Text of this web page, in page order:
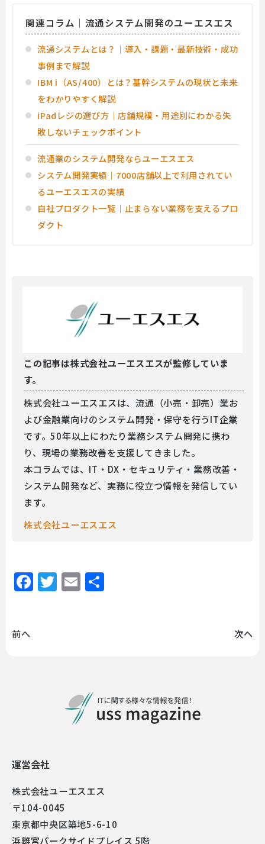
関連コラム｜流通システム開発のユーエスエス
流通システムとは？｜導入・課題・最新技術・成功
事例まで解説
IBM i（AS/400）とは？基幹システムの現状と未来
をわかりやすく解説
iPadレジの選び方｜店舗規模・用途別にわかる失
敗しないチェックポイント
流通業のシステム開発ならユーエスエス
システム開発実績｜7000店舗以上で利用されてい
るユーエスエスの実績
自社プロダクト一覧｜止まらない業務を支えるプロ
ダクト
この記事は株式会社ユーエスエスが監修していま
す。
株式会社ユーエスエスは、流通（小売・卸売）業お
よび金融業向けのシステム開発・保守を行うIT企業
です。50年以上にわたり業務システム開発に携わ
り、現場の業務改善を支援してきました。
本コラムでは、IT・DX・セキュリティ・業務改善・
システム開発など、実務に役立つ情報を発信してい
ます。
株式会社ユーエスエス
Facebook
Twitter
Email
前へ 次へ
運営会社
株式会社ユーエスエス
〒104-0045
東京都中央区築地5-6-10
浜離宮パークサイドプレイス 5階